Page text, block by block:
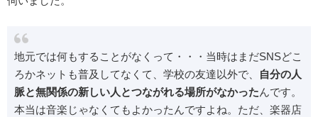
地元では何もすることがなくって・・・当時はまだSNSどこ
ろかネットも普及してなくて、学校の友達以外で、
自分の人
脈と無関係の新しい人とつながれる場所がなかったんです。
本当は音楽じゃなくてもよかったんですよね。ただ、楽器店